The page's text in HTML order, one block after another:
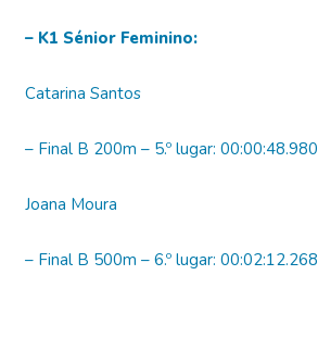
– K1 Sénior Feminino:
Catarina Santos
– Final B 200m – 5.º lugar: 00:00:48.980
Joana Moura
– Final B 500m – 6.º lugar: 00:02:12.268